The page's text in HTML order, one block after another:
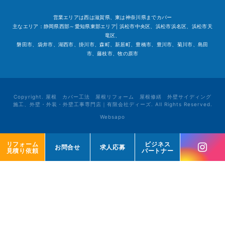
リフォーム
見積り依頼
お問合せ 求人応募
ビジネス
パートナー
リフォーム
見積り依頼
お問合せ 求人応募
ビジネス
パートナー
営業エリアは西は滋賀県、東は神奈川県までカバー
主なエリア：静岡県西部～愛知県東部エリア| 浜松市中央区、浜松市浜名区、浜松市天
竜区、
磐田市、袋井市、湖西市、掛川市、森町、新居町、豊橋市、豊川市、菊川市、島田
市、藤枝市、牧の原市
Copyright. 屋根 カバー工法 屋根リフォーム 屋根修繕 外壁サイディング
施工、外壁・外装・外壁工事専門店｜有限会社ディーズ. All Rights Reserved.
Websapo